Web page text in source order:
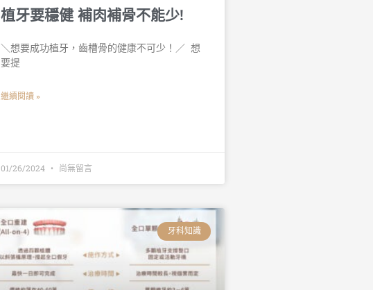
植牙要穩健 補肉補骨不能少!
＼想要成功植牙，齒槽骨的健康不可少！／ 󠀠 想
要提
繼續閱讀 »
01/26/2024 尚無留言
牙科知識